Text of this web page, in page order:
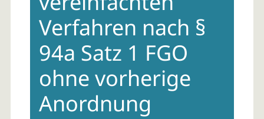
Verfahren nach §
94a Satz 1 FGO
ohne vorherige
Anordnung